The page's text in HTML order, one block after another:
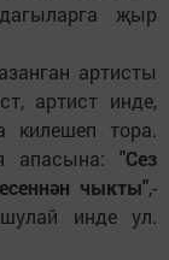
җыр
артисты
артист инде,
килешеп тора.
апасына: "Сез
чыкты",-
инде ул.